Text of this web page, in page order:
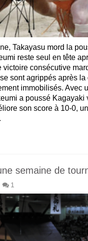
Takayasu mord la
reste seul en tête
victoire consécutive
sont agrippés après
immobilisés. Avec
a poussé Kagayaki
son score à 10-0,
semaine de
1